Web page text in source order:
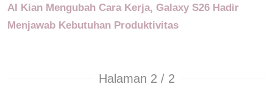
AI Kian Mengubah Cara Kerja, Galaxy S26 Hadir
Menjawab Kebutuhan Produktivitas
Halaman 2 / 2